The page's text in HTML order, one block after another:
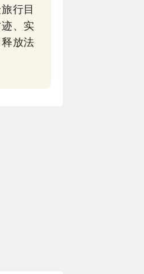
行目
、实
放法